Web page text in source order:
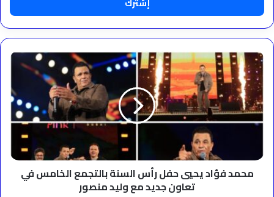
محمد
فؤاد
يحيي
حفل
رأس
السنة
في
تعاون
محمد فؤاد يحيي حفل رأس السنة بالتجمع الخامس في
تعاون جديد مع وليد منصور